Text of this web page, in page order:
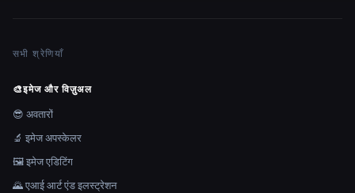
सभी श्रेणियाँ
🎨इमेज और विज़ुअल
😎 अवतारों
🔬 इमेज अपस्केलर
🖼️ इमेज एडिटिंग
🌄 एआई आर्ट एंड इलस्ट्रेशन